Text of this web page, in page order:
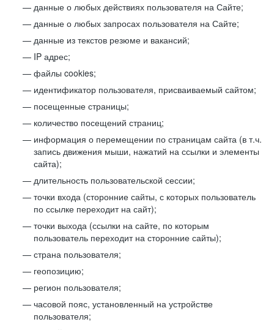
данные о любых действиях пользователя на Сайте;
данные о любых запросах пользователя на Сайте;
данные из текстов резюме и вакансий;
IP адрес;
файлы cookies;
идентификатор пользователя, присваиваемый сайтом;
посещенные страницы;
количество посещений страниц;
информация о перемещении по страницам сайта (в т.ч.
запись движения мыши, нажатий на ссылки и элементы
сайта);
длительность пользовательской сессии;
точки входа (сторонние сайты, с которых пользователь
по ссылке переходит на сайт);
точки выхода (ссылки на сайте, по которым
пользователь переходит на сторонние сайты);
страна пользователя;
геопозицию;
регион пользователя;
часовой пояс, установленный на устройстве
пользователя;